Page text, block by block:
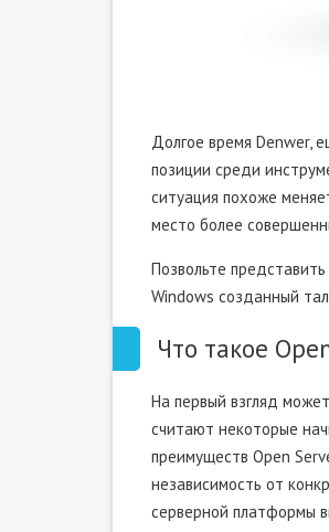
Долгое время Denwer,
позиции среди
ситуация похоже
место более
Позвольте
Windows созданный
Что такое
На первый взгляд
считают некоторые
преимуществ Open
независимость от
серверной платформы